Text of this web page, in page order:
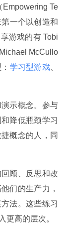
Empowering Te
一个以创造和
游戏的有 Tobi
McCullo
学习型游戏
示概念。参与
降低瓶颈学习
概念的人，同
顾、反思和改
们的生产力，
法。这些练习
更高的层次。